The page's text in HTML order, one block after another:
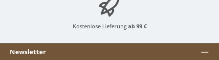
Kostenlose Lieferung ab 99 €
Newsletter